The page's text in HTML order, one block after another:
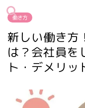
働き方
新しい働き方
は？会社員を
ト・デメリッ